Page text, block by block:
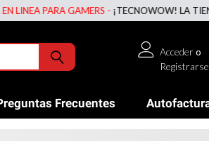
PARA GAMERS -¡TECNOWOW! LA TIENDA
Accedero
Registrarse
Frecuentes